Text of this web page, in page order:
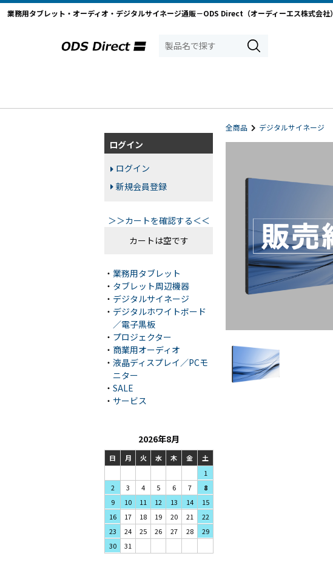
業務用タブレット・オーディオ・デジタルサイネージ通販－ODS Direct（オーディーエス株式会社）
全商品 デジタルサイネージ
ログイン
ログイン
新規会員登録
＞＞カートを確認する＜＜
カートは空です
・ 業務用タブレット
・ タブレット周辺機器
・ デジタルサイネージ
・ デジタルホワイトボード
／電子黒板
・ プロジェクター
・ 商業用オーディオ
・ 液晶ディスプレイ／PCモ
ニター
・ SALE
・ サービス
2026年8月
日 月 火 水 木 金
土
1
2
3 4 5 6 7
8
9
10 11 12 13 14
15
16
17 18 19 20 21
22
23
24 25 26 27 28
29
30
31